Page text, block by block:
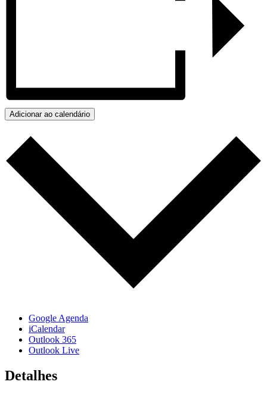
Adicionar ao calendário
Google Agenda
iCalendar
Outlook 365
Outlook Live
Detalhes